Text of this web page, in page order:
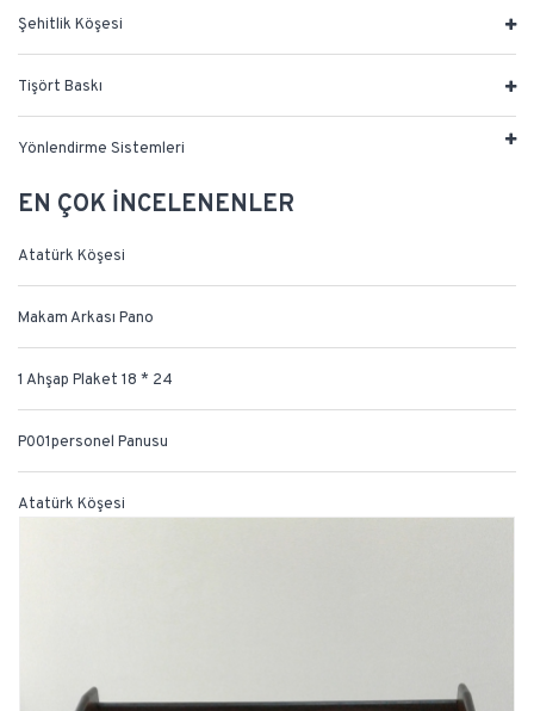
Şehitlik Köşesi
Tişört Baskı
Yönlendirme Sistemleri
EN ÇOK İNCELENENLER
Atatürk Köşesi
Makam Arkası Pano
1 Ahşap Plaket 18 * 24
P001personel Panusu
Atatürk Köşesi